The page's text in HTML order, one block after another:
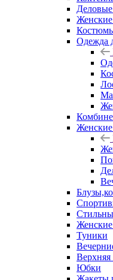
Деловые
Одежда
Женские
Женские
Туники
Верхняя
Юбки